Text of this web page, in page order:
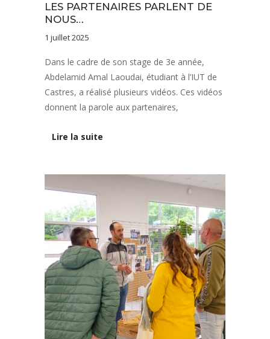
LES PARTENAIRES PARLENT DE
NOUS…
1 juillet 2025
Dans le cadre de son stage de 3e année,
Abdelamid Amal Laoudai, étudiant à l’IUT de
Castres, a réalisé plusieurs vidéos. Ces vidéos
donnent la parole aux partenaires,
Lire la suite